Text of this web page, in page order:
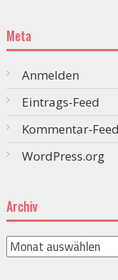
Meta
Anmelden
Eintrags-Feed
Kommentar-Feed
WordPress.org
Archiv
Archiv